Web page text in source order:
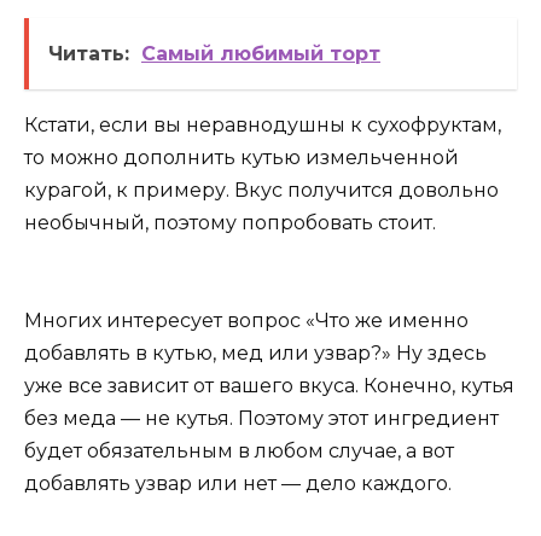
Читать: Самый любимый торт
Кстати, если вы неравнодушны к сухофруктам,
то можно дополнить кутью измельченной
курагой, к примеру. Вкус получится довольно
необычный, поэтому попробовать стоит.
Многих интересует вопрос «Что же именно
добавлять в кутью, мед или узвар?» Ну здесь
уже все зависит от вашего вкуса. Конечно, кутья
без меда — не кутья. Поэтому этот ингредиент
будет обязательным в любом случае, а вот
добавлять узвар или нет — дело каждого.